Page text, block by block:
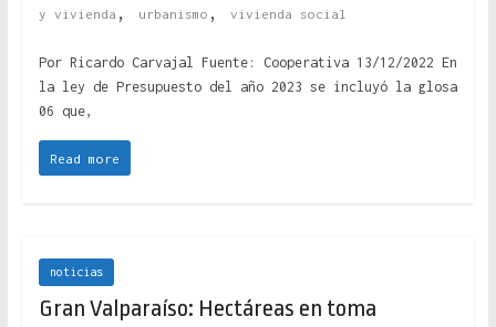
y vivienda , urbanismo , vivienda social
Por Ricardo Carvajal Fuente: Cooperativa 13/12/2022 En
la ley de Presupuesto del año 2023 se incluyó la glosa
06 que,
Read more
noticias
Gran Valparaíso: Hectáreas en toma